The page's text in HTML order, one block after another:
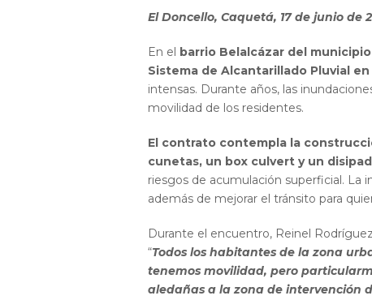
El Doncello, Caquetá, 17 de junio de
En el barrio Belalcázar del
Sistema de Alcantarillado Pluvial en
intensas. Durante años, las
movilidad de los residentes.
El contrato contempla la
cunetas, un box culvert y un
riesgos de acumulación superficial.
además de mejorar el tránsito para
Durante el encuentro, Reinel
“Todos los habitantes de la zona
tenemos movilidad, pero
aledañas a la zona de intervención